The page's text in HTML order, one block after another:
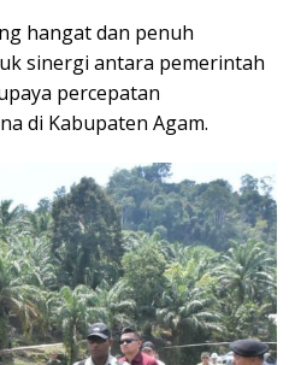
hangat dan penuh
sinergi antara pemerintah
percepatan
di Kabupaten Agam.